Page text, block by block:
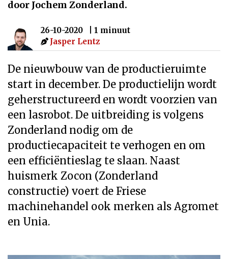
door Jochem Zonderland.
26-10-2020
| 1 minuut
Jasper Lentz
De nieuwbouw van de productieruimte
start in december. De productielijn wordt
geherstructureerd en wordt voorzien van
een lasrobot. De uitbreiding is volgens
Zonderland nodig om de
productiecapaciteit te verhogen en om
een efficiëntieslag te slaan. Naast
huismerk Zocon (Zonderland
constructie) voert de Friese
machinehandel ook merken als Agromet
en Unia.